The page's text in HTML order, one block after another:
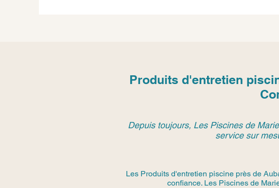
Produits d'entretien
Depuis toujours, Les Piscines de
service sur
Les Produits d'entretien piscine près de
confiance. Les Piscines de